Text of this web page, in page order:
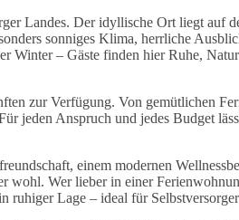
Landes. Der idyllische Ort liegt auf
sonniges Klima, herrliche
Winter – Gäste finden hier Ruhe,
zur Verfügung. Von gemütlichen
jeden Anspruch und jedes Budget
einem modernen
wohl. Wer lieber in einer
ruhiger Lage – ideal für